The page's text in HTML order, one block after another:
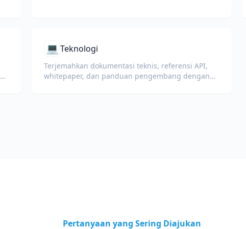
💻 Teknologi
Terjemahkan dokumentasi teknis, referensi API,
whitepaper, dan panduan pengembang dengan
Pertanyaan yang Sering Diajukan